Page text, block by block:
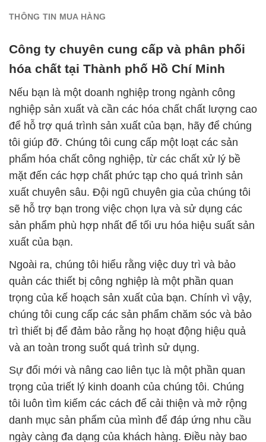
THÔNG TIN MUA HÀNG
Công ty chuyên cung cấp và phân phối
hóa chất tại Thành phố Hồ Chí Minh
Nếu bạn là một doanh nghiệp trong ngành công
nghiệp sản xuất và cần các hóa chất chất lượng cao
để hỗ trợ quá trình sản xuất của bạn, hãy để chúng
tôi giúp đỡ. Chúng tôi cung cấp một loạt các sản
phẩm hóa chất công nghiệp, từ các chất xử lý bề
mặt đến các hợp chất phức tạp cho quá trình sản
xuất chuyên sâu. Đội ngũ chuyên gia của chúng tôi
sẽ hỗ trợ bạn trong việc chọn lựa và sử dụng các
sản phẩm phù hợp nhất để tối ưu hóa hiệu suất sản
xuất của bạn.
Ngoài ra, chúng tôi hiểu rằng việc duy trì và bảo
quản các thiết bị công nghiệp là một phần quan
trọng của kế hoạch sản xuất của bạn. Chính vì vậy,
chúng tôi cung cấp các sản phẩm chăm sóc và bảo
trì thiết bị để đảm bảo rằng họ hoạt động hiệu quả
và an toàn trong suốt quá trình sử dụng.
Sự đổi mới và nâng cao liên tục là một phần quan
trọng của triết lý kinh doanh của chúng tôi. Chúng
tôi luôn tìm kiếm các cách để cải thiện và mở rộng
danh mục sản phẩm của mình để đáp ứng nhu cầu
ngày càng đa dạng của khách hàng. Điều này bao